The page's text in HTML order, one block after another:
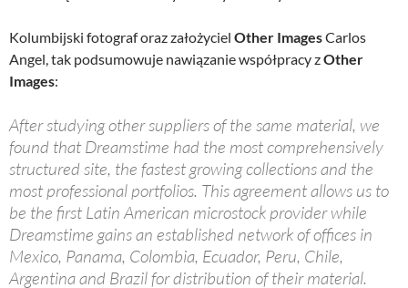
Kolumbijski fotograf oraz założyciel Other ImagesCarlos
Angel, tak podsumowuje nawiązanie współpracy zOther
Images:
After studying other suppliers of the same material, we
found that Dreamstime had the most comprehensively
structured site, the fastest growing collections and the
most professional portfolios. This agreement allows us to
be the first Latin American microstock provider while
Dreamstime gains an established network of offices in
Mexico, Panama, Colombia, Ecuador, Peru, Chile,
Argentina and Brazil for distribution of their material.